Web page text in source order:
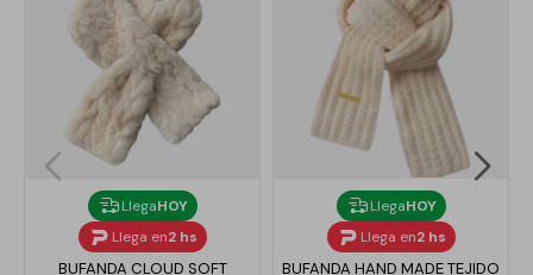
LlegaHOY
Llega en2 hs
BUFANDA CLOUD SOFT
LlegaHOY
Llega en2 hs
BUFANDA HAND MADE TEJIDO